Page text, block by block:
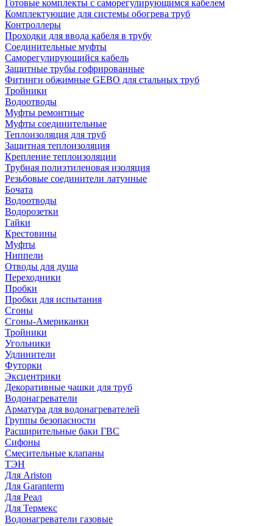
Готовые комплекты с саморегулирующимся кабелем
Комплектующие для системы обогрева труб
Контроллеры
Проходки для ввода кабеля в трубу
Соединительные муфты
Саморегулирующийся кабель
Защитные трубы гофрированные
Фитинги обжимные GEBO для стальных труб
Тройники
Водоотводы
Муфты ремонтные
Муфты соединительные
Теплоизоляция для труб
Защитная теплоизоляция
Крепление теплоизоляции
Трубная полиэтиленовая изоляция
Резьбовые соединители латунные
Бочата
Водоотводы
Водорозетки
Гайки
Крестовины
Муфты
Ниппели
Отводы для душа
Переходники
Пробки
Пробки для испытания
Сгоны
Сгоны-Американки
Тройники
Угольники
Удлинители
Футорки
Эксцентрики
Декоративные чашки для труб
Водонагреватели
Арматура для водонагревателей
Группы безопасности
Расширительные баки ГВС
Сифоны
Смесительные клапаны
ТЭН
Для Ariston
Для Garanterm
Для Реал
Для Термекс
Водонагреватели газовые